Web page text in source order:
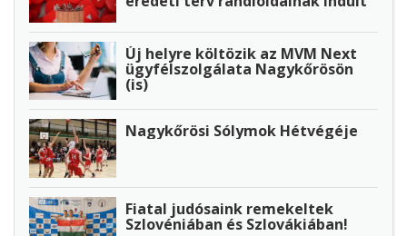
Új helyre költözik az MVM Next
ügyfélszolgálata Nagykőrösön
(is)
Nagykőrösi Sólymok Hétvégéje
Fiatal judósaink remekeltek
Szlovéniában és Szlovákiában!